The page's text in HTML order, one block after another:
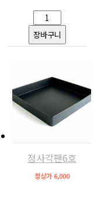
정사각팬6호
정상가 6,000